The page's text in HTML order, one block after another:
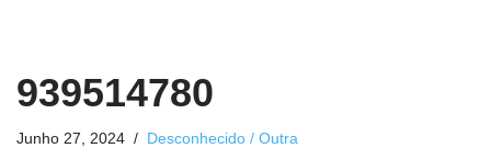
939514780
Junho 27, 2024 Desconhecido / Outra